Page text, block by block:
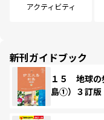
アクティビティ
新刊ガイドブック
１５ 地球
島①）３訂版